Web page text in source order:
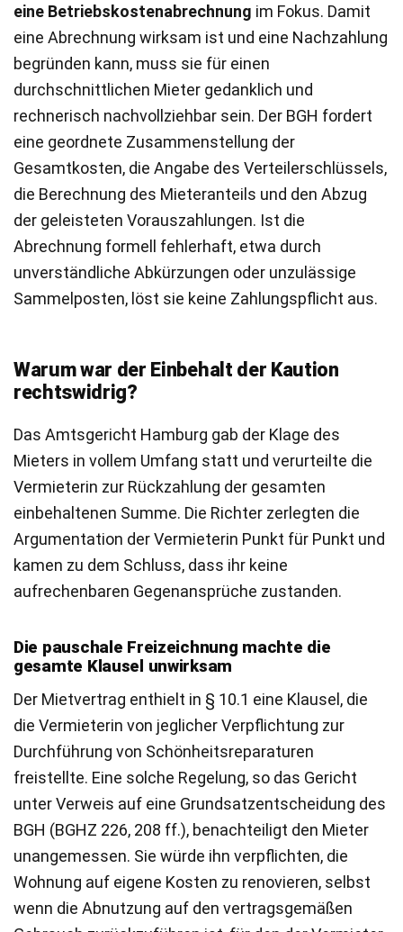
eine Betriebskostenabrechnung im Fokus. Damit
eine Abrechnung wirksam ist und eine Nachzahlung
begründen kann, muss sie für einen
durchschnittlichen Mieter gedanklich und
rechnerisch nachvollziehbar sein. Der BGH fordert
eine geordnete Zusammenstellung der
Gesamtkosten, die Angabe des Verteilerschlüssels,
die Berechnung des Mieteranteils und den Abzug
der geleisteten Vorauszahlungen. Ist die
Abrechnung formell fehlerhaft, etwa durch
unverständliche Abkürzungen oder unzulässige
Sammelposten, löst sie keine Zahlungspflicht aus.
Warum war der Einbehalt der Kaution
rechtswidrig?
Das Amtsgericht Hamburg gab der Klage des
Mieters in vollem Umfang statt und verurteilte die
Vermieterin zur Rückzahlung der gesamten
einbehaltenen Summe. Die Richter zerlegten die
Argumentation der Vermieterin Punkt für Punkt und
kamen zu dem Schluss, dass ihr keine
aufrechenbaren Gegenansprüche zustanden.
Die pauschale Freizeichnung machte die
gesamte Klausel unwirksam
Der Mietvertrag enthielt in § 10.1 eine Klausel, die
die Vermieterin von jeglicher Verpflichtung zur
Durchführung von Schönheitsreparaturen
freistellte. Eine solche Regelung, so das Gericht
unter Verweis auf eine Grundsatzentscheidung des
BGH (BGHZ 226, 208 ff.), benachteiligt den Mieter
unangemessen. Sie würde ihn verpflichten, die
Wohnung auf eigene Kosten zu renovieren, selbst
wenn die Abnutzung auf den vertragsgemäßen